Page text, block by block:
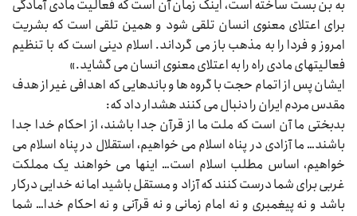
به بن بست ساخته است، اینک زمان آن است که فعالیت مادی آمادگی
برای اعتلای معنوی انسان تلقی شود و همین تلقی است که بشریت
امروز و فردا را به مذهب باز می‌‌‌ گرداند. اسلام دینی است که با تنظیم
فعالیتهای مادی راه را به اعتلای معنوی انسان می‌‌‌ گشاید.»
ایشان پس از اتمام حجت با گروه‌‌‌ ها و باندهایی که اهدافی غیر از هدف
مقدس مردم ایران را دنبال می‌‌‌ کنند هشدار داد که:
بدبختی ما آن است که ملت ما از قرآن جدا باشند، از احکام خدا جدا
باشند… ما آزادی در پناه اسلام می‌‌‌ خواهیم، استقلال در پناه اسلام می‌‌‌
خواهیم، اساس مطلب اسلام است… اینها می‌‌‌ خواهند یک مملکت
غربی برای شما درست کنند که آزاد و مستقل باشید اما نه خدایی درکار
باشد و نه پیغمبری و نه امام زمانی و نه قرآنی و نه احکام خدا… شما